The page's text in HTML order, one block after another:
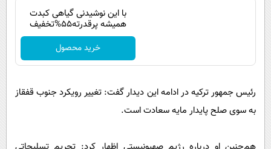
با این نوشیدنی گیاهی کبدت
همیشه پرقدرته55%تخفیف
خرید محصول
رئیس جمهور ترکیه در ادامه این دیدار گفت: تغییر رویکرد جنوب قفقاز
به سوی صلح پایدار مایه سعادت است.